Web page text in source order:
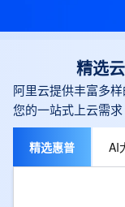
精选
阿里云提供丰富多
您的一站式上云需求
精选惠普 AI